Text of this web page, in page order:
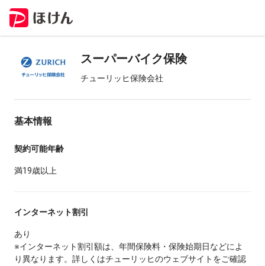
スーパーバイク保険
チューリッヒ保険会社
基本情報
契約可能年齢
満19歳以上
インターネット割引
あり
※インターネット割引額は、年間保険料・保険始期日などによ
り異なります。詳しくはチューリッヒのウェブサイトをご確認